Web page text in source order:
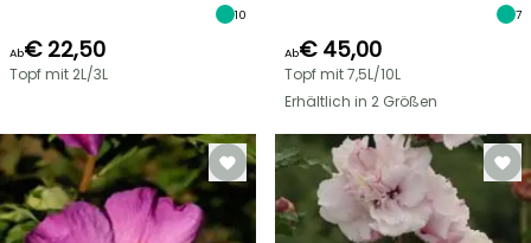
10
Ab€ 22,50
Topf mit 2L/3L
7
Ab€ 45,00
Topf mit 7,5L/10L
Erhältlich in 2 Größen